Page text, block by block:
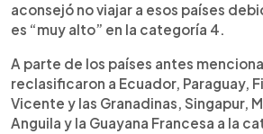
aconsejó no viajar a esos países
es “muy alto” en la categoría 4.
A parte de los países antes
reclasificaron a Ecuador, Paraguay,
Vicente y las Granadinas, Singapur,
Anguila y la Guayana Francesa a la